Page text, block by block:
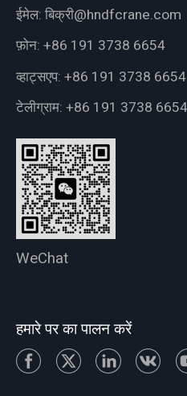
ईमेल: बिक्री@hndfcrane.com
फ़ोन: +86 191 3738 6654
व्हाट्सएप: +86 191 3738 6654
टेलीग्राम: +86 191 3738 6654
WeChat
हमारे पर का पालन करें